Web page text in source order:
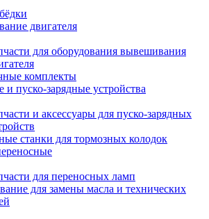
двигателя
для оборудования вывешивания
комплекты
и пуско-зарядные устройства
и аксессуары для пуско-зарядных
станки для тормозных колодок
для переносных ламп
для замены масла и технических